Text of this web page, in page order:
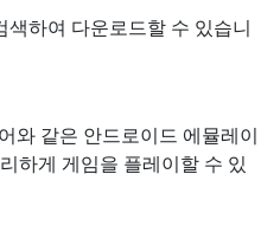
색하여 다운로드할 수 있습니
와 같은 안드로이드 에뮬레이
하게 게임을 플레이할 수 있